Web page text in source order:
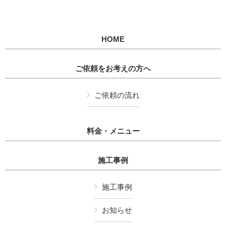
HOME
ご依頼をお考えの方へ
ご依頼の流れ
料金・メニュー
施工事例
施工事例
お知らせ